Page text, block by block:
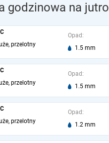
godzinowa na jutro
przelotny
Opad:
1.5 mm
przelotny
Opad:
1.5 mm
przelotny
Opad:
1.2 mm